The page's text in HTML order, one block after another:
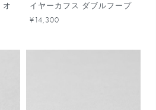
オ
イヤーカフス ダブルフープ
¥14,300